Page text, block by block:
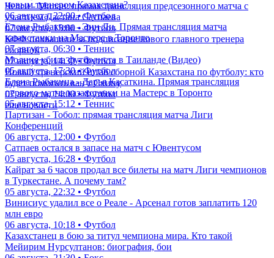
Челси - Милан: прямая трансляция предсезонного матча с
участием Дастана Сатпаева
07 августа, 15:00 • Футбол
КФФ похвалили за подписание нового главного тренера
сборной
07 августа, 14:30 • Футбол
Новый тренерский штаб сборной Казахстана по футболу: кто
будет помогать ван'т Схипу
07 августа, 14:00 • Футбол
еще новости
новым тренером Казахстана?
06 августа, 22:00 • Футбол
Елена Рыбакина - Энн Ли. Прямая трансляция матча
казахстанки на Мастерс в Торонто
07 августа, 06:30 • Теннис
Молния убила футболиста в Таиланде (Видео)
05 августа, 17:30 • Футбол
Елена Рыбакина - Дарья Касаткина. Прямая трансляция
первого матча казахстанки на Мастерс в Торонто
05 августа, 15:12 • Теннис
Партизан - Тобол: прямая трансляция матча Лиги
Конференций
06 августа, 12:00 • Футбол
Сатпаев остался в запасе на матч с Ювентусом
05 августа, 16:28 • Футбол
Кайрат за 6 часов продал все билеты на матч Лиги чемпионов
в Туркестане. А почему там?
05 августа, 22:32 • Футбол
Винисиус удалил все о Реале - Арсенал готов заплатить 120
млн евро
06 августа, 10:18 • Футбол
Казахстанец в бою за титул чемпиона мира. Кто такой
Мейирим Нурсултанов: биография, бои